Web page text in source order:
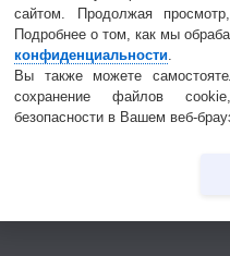
сайтом. Продолжая
Подробнее о том, как мы
конфиденциальности
Вы также можете
сохранение файлов
безопасности в Вашем веб-